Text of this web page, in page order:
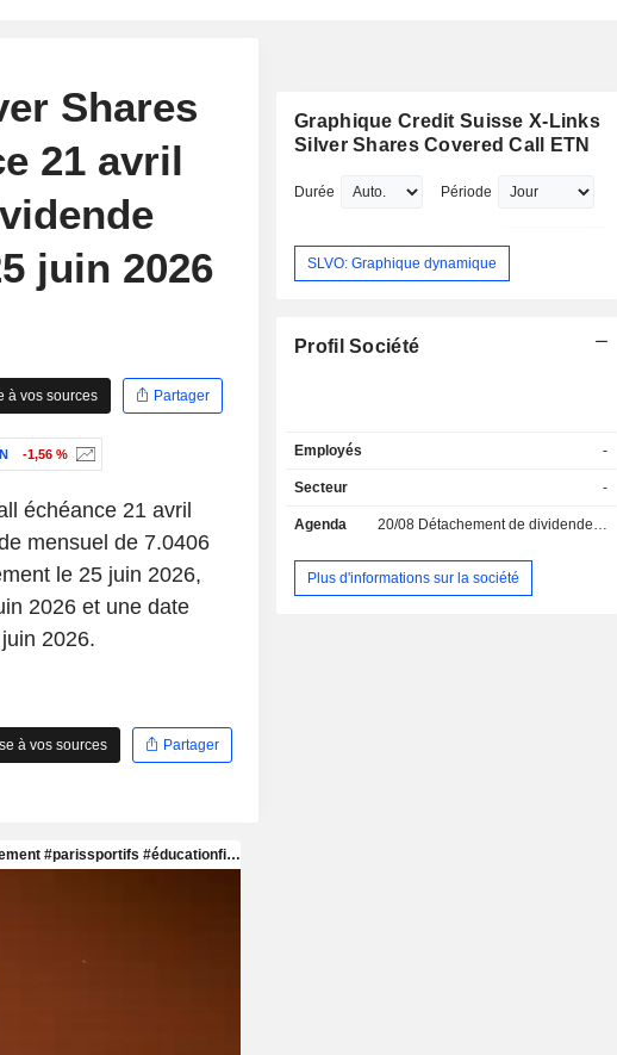
Shares
21 avril
juin 2026
à vos sources
Partager
-1,56 %
échéance 21 avril
mensuel de 7.0406
le 25 juin 2026,
2026 et une date
2026.
à vos sources Partager
Graphique Credit Suisse X-Links
Silver Shares Covered Call ETN
Durée Période
SLVO: Graphique dynamique
Profil Société
Employés -
Secteur -
Agenda 20/08 Détachement de dividende - 1.3177 USD
Plus d'informations sur la société